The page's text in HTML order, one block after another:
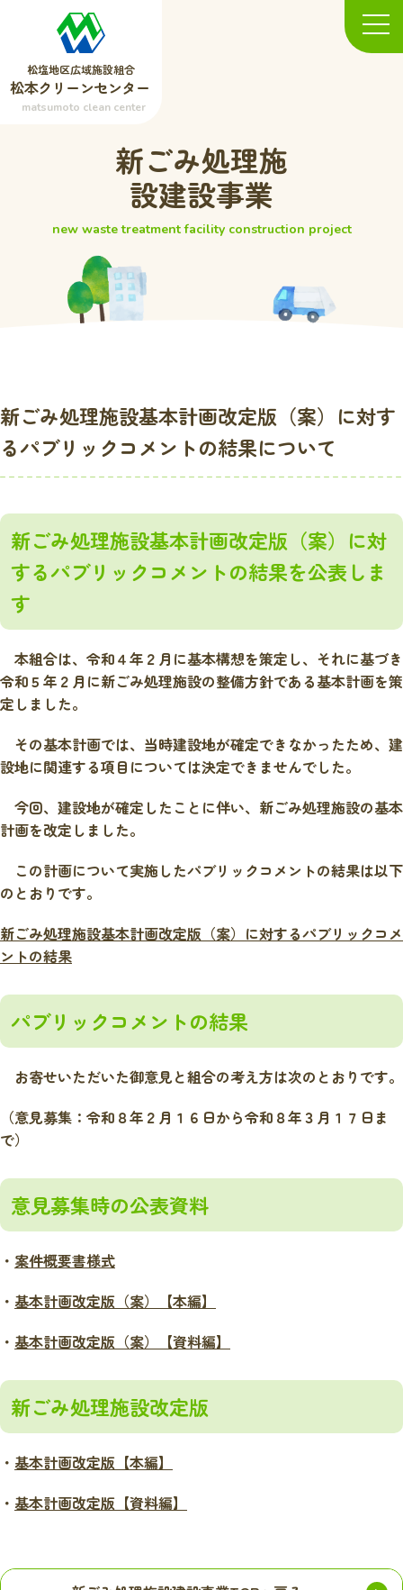
松塩地区広域施設組合
松本クリーンセンター
matsumoto clean center
新ごみ処理施
設建設事業
new waste treatment facility construction project
新ごみ処理施設基本計画改定版（案）に対す
るパブリックコメントの結果について
新ごみ処理施設基本計画改定版（案）に対
するパブリックコメントの結果を公表しま
す
本組合は、令和４年２月に基本構想を策定し、それに基づき
令和５年２月に新ごみ処理施設の整備方針である基本計画を策
定しました。
その基本計画では、当時建設地が確定できなかったため、建
設地に関連する項目については決定できませんでした。
今回、建設地が確定したことに伴い、新ごみ処理施設の基本
計画を改定しました。
この計画について実施したパブリックコメントの結果は以下
のとおりです。
新ごみ処理施設基本計画改定版（案）に対するパブリックコメ
ントの結果
パブリックコメントの結果
お寄せいただいた御意見と組合の考え方は次のとおりです。
（意見募集：令和８年２月１６日から令和８年３月１７日ま
で）
意見募集時の公表資料
・ 案件概要書様式
・ 基本計画改定版（案）【本編】
・ 基本計画改定版（案）【資料編】
新ごみ処理施設改定版
・ 基本計画改定版【本編】
・ 基本計画改定版【資料編】